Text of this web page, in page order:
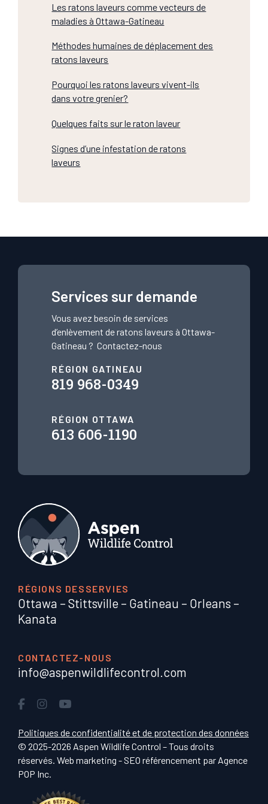
Les ratons laveurs comme vecteurs de
maladies à Ottawa-Gatineau
Méthodes humaines de déplacement des
ratons laveurs
Pourquoi les ratons laveurs vivent-ils
dans votre grenier?
Quelques faits sur le raton laveur
Signes d’une infestation de ratons
laveurs
Services sur demande
Vous avez besoin de services
d’enlèvement de ratons laveurs à Ottawa-
Gatineau ?Contactez-nous
RÉGION GATINEAU
819 968-0349
RÉGION OTTAWA
613 606-1190
RÉGIONS DESSERVIES
Ottawa – Stittsville – Gatineau – Orleans –
Kanata
CONTACTEZ-NOUS
info@aspenwildlifecontrol.com
Politiques de confidentialité et de protection des données
© 2025-2026 Aspen Wildlife Control – Tous droits
réservés. Web marketing - SEO référencement par Agence
POP Inc.